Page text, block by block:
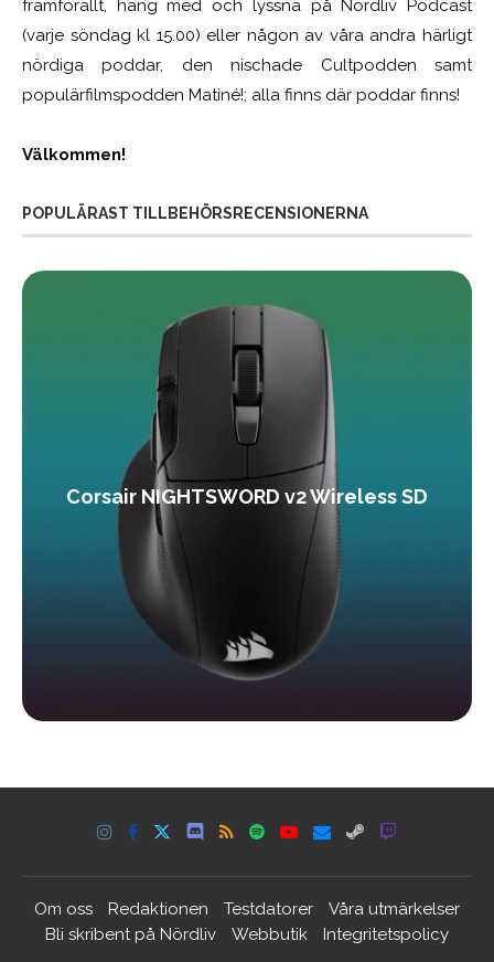
framförallt, häng med och lyssna på Nördliv Podcast
(varje söndag kl 15.00) eller någon av våra andra härligt
nördiga poddar, den nischade Cultpodden samt
populärfilmspodden Matiné!; alla finns där poddar finns!
Välkommen!
POPULÄRAST TILLBEHÖRSRECENSIONERNA
Corsair NIGHTSWORD v2 Wireless SD
Om oss Redaktionen Testdatorer
Våra utmärkelser
Bli skribent på Nördliv
Webbutik Integritetspolicy